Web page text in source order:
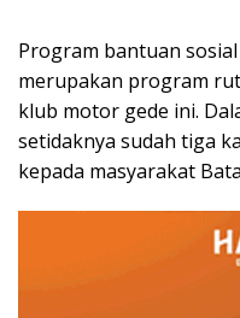
Program bantuan
merupakan program
klub motor gede ini.
setidaknya sudah tiga
kepada masyarakat